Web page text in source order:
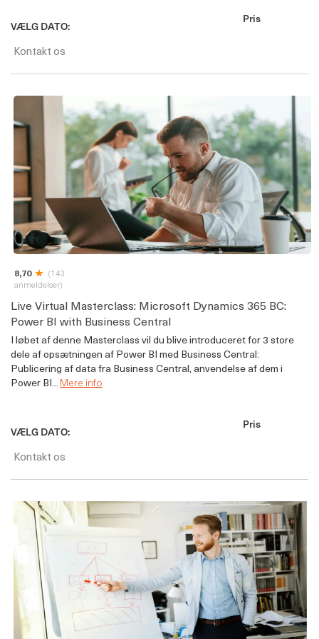
VÆLG DATO:
Kontakt os
Pris
8,70
(143
anmeldelser)
Live Virtual Masterclass: Microsoft Dynamics 365 BC:
Power BI with Business Central
I løbet af denne Masterclass vil du blive introduceret for 3 store
dele af opsætningen af Power BI med Business Central:
Publicering af data fra Business Central, anvendelse af dem i
Power BI...Mere info
VÆLG DATO:
Kontakt os
Pris